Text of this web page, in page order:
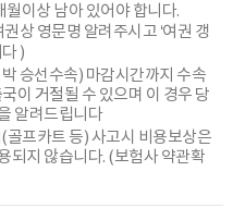
이상 남아 있어야 합니다.
상 영문명 알려주시고 ‘여권 갱
)
승선수속) 마감시간까지 수속
이 거절될 수 있으며 이 경우 당
알려드립니다
프카트 등) 사고시 비용보상은
되지 않습니다. (보험사 약관확